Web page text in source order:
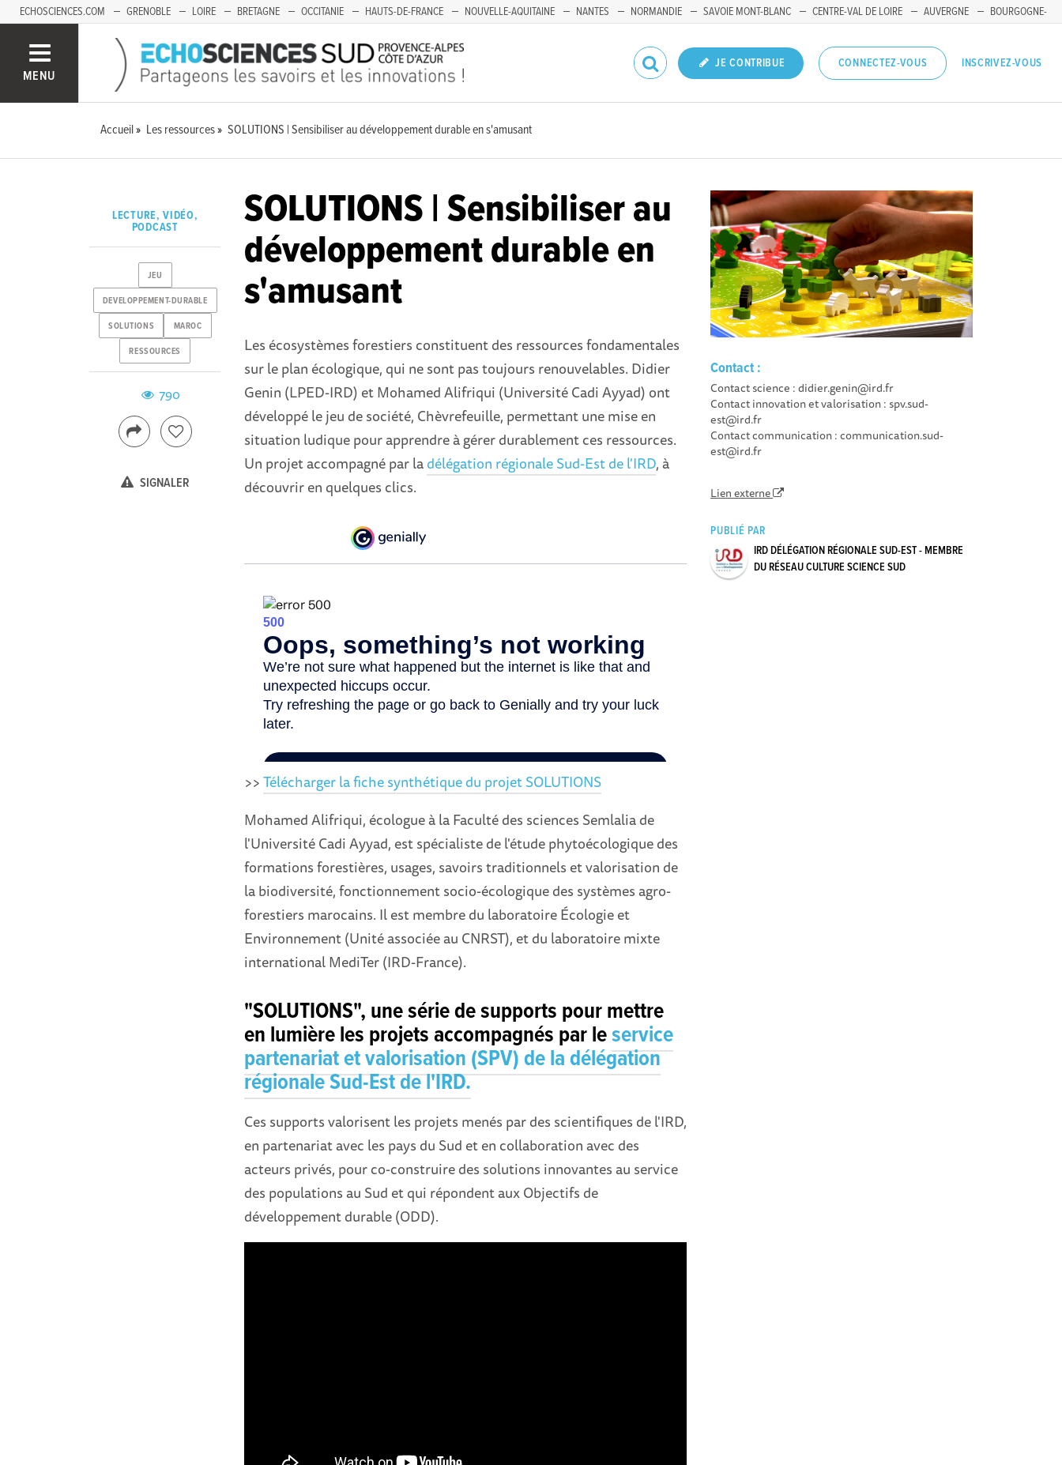
ECHOSCIENCES.COM GRENOBLE LOIRE BRETAGNE OCCITANIE HAUTS-DE-FRANCE NOUVELLE-AQUITAINE NANTES NORMANDIE SAVOIE MONT-BLANC CENTRE-VAL DE LOIRE AUVERGNE
BOURGOGNE-
MENU
JE CONTRIBUE CONNECTEZ-VOUS INSCRIVEZ-VOUS
Accueil Les ressources SOLUTIONS | Sensibiliser au développement durable en s'amusant
SOLUTIONS | Sensibiliser au
développement durable en
s'amusant
Les écosystèmes forestiers constituent des ressources fondamentales
sur le plan écologique, qui ne sont pas toujours renouvelables. Didier
Genin (LPED-IRD) et Mohamed Alifriqui (Université Cadi Ayyad) ont
développé le jeu de société, Chèvrefeuille, permettant une mise en
situation ludique pour apprendre à gérer durablement ces ressources.
Un projet accompagné par ladélégation régionale Sud-Est de l'IRD, à
découvrir en quelques clics.
>>Télécharger la fiche synthétique du projet SOLUTIONS
Mohamed Alifriqui, écologue à la Faculté des sciences Semlalia de
l'Université Cadi Ayyad, est spécialiste de l'étude phytoécologique des
formations forestières, usages, savoirs traditionnels et valorisation de
la biodiversité, fonctionnement socio-écologique des systèmes agro-
forestiers marocains. Il est membre du laboratoire Écologie et
Environnement (Unité associée au CNRST), et du laboratoire mixte
international MediTer (IRD-France).
"SOLUTIONS", une série de supports pour mettre
en lumière les projets accompagnés par leservice
partenariat et valorisation (SPV) de la délégation
régionale Sud-Est de l'IRD.
Ces supports valorisent les projets menés par des scientifiques de l'IRD,
en partenariat avec les pays du Sud et en collaboration avec des
acteurs privés, pour co-construire des solutions innovantes au service
des populations au Sud et qui répondent aux Objectifs de
développement durable (ODD).
Contact :
Contact science : didier.genin@ird.fr
Contact innovation et valorisation : spv.sud-
est@ird.fr
Contact communication : communication.sud-
est@ird.fr
Lien externe
PUBLIÉ PAR
IRD DÉLÉGATION RÉGIONALE SUD-EST - MEMBRE
DU RÉSEAU CULTURE SCIENCE SUD
LECTURE, VIDÉO,
PODCAST
JEU
DEVELOPPEMENT-DURABLE
SOLUTIONS MAROC
RESSOURCES
790
SIGNALER